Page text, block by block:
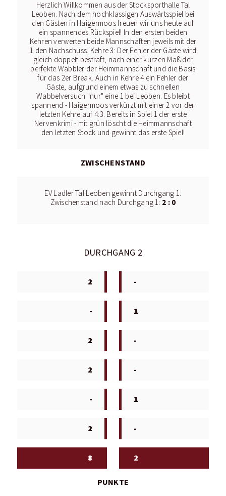
Herzlich Willkommen aus der Stocksporthalle Tal
Leoben. Nach dem hochklassigen Auswärtsspiel bei
den Gästen in Haigermoos freuen wir uns heute auf
ein spannendes Rückspiel! In den ersten beiden
Kehren verwerten beide Mannschaften jeweils mit der
1 den Nachschuss. Kehre 3: Der Fehler der Gäste wird
gleich doppelt bestraft, nach einer kurzen Maß der
perfekte Wabbler der Heimmannschaft und die Basis
für das 2er Break. Auch in Kehre 4 ein Fehler der
Gäste, aufgrund einem etwas zu schnellen
Wabbelversuch "nur" eine 1 bei Leoben. Es bleibt
spannend - Haigermoos verkürzt mit einer 2 vor der
letzten Kehre auf 4:3. Bereits in Spiel 1 der erste
Nervenkrimi - mit grün löscht die Heimmannschaft
den letzten Stock und gewinnt das erste Spiel!
ZWISCHENSTAND
EV Ladler Tal Leoben gewinnt Durchgang 1.
Zwischenstand nach Durchgang 1: 2 : 0
DURCHGANG 2
2 -
- 1
2 -
2 -
- 1
2 -
8 2
PUNKTE